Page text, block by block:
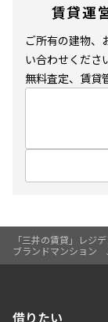
「三井の賃貸」レジ
ブランドマンショ
賃貸運
ご所有の建物、
い合わせくださ
無料査定、賃貸
借りたい